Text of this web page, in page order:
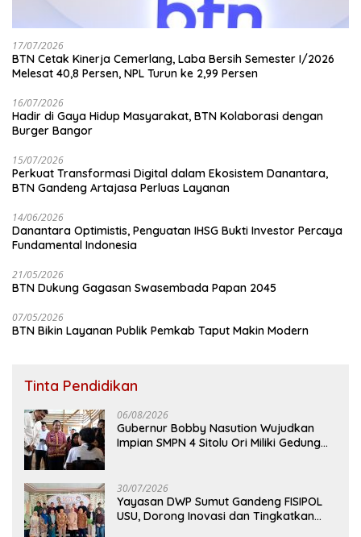
17/07/2026
BTN Cetak Kinerja Cemerlang, Laba Bersih Semester I/2026
Melesat 40,8 Persen, NPL Turun ke 2,99 Persen
16/07/2026
Hadir di Gaya Hidup Masyarakat, BTN Kolaborasi dengan
Burger Bangor
15/07/2026
Perkuat Transformasi Digital dalam Ekosistem Danantara,
BTN Gandeng Artajasa Perluas Layanan
14/06/2026
Danantara Optimistis, Penguatan IHSG Bukti Investor Percaya
Fundamental Indonesia
21/05/2026
BTN Dukung Gagasan Swasembada Papan 2045
07/05/2026
BTN Bikin Layanan Publik Pemkab Taput Makin Modern
Tinta Pendidikan
06/08/2026
Gubernur Bobby Nasution Wujudkan
Impian SMPN 4 Sitolu Ori Miliki Gedung
30/07/2026
Yayasan DWP Sumut Gandeng FISIPOL
USU, Dorong Inovasi dan Tingkatkan